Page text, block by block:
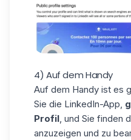
4) Auf dem Handy
Auf dem Handy ist es
Sie die LinkedIn-App,
Profil, und Sie finden
anzuzeigen und zu